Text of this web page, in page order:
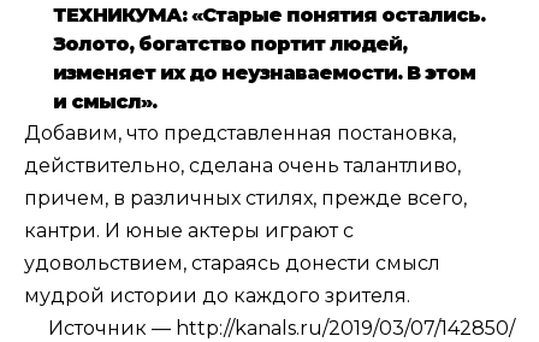
ТЕХНИКУМА: «Старые понятия остались.
Золото, богатство портит людей,
изменяет их до неузнаваемости. В этом
и смысл».
Добавим, что представленная постановка,
действительно, сделана очень талантливо,
причем, в различных стилях, прежде всего,
кантри. И юные актеры играют с
удовольствием, стараясь донести смысл
мудрой истории до каждого зрителя.
Источник — http://kanals.ru/2019/03/07/142850/